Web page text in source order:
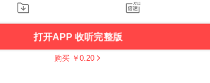
打开APP 收听完整版
购买 ￥ 0.20